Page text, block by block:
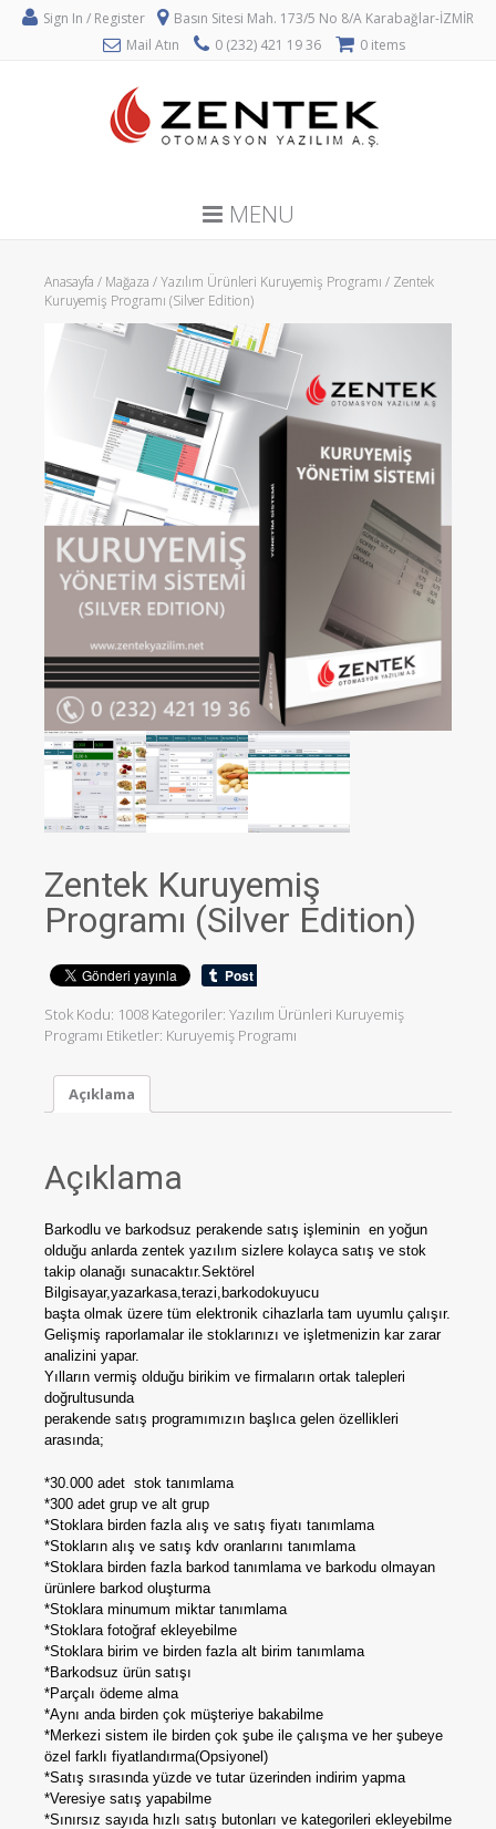
Sign In / Register
Basın Sitesi Mah. 173/5 No 8/A Karabağlar-İZMİR
Mail Atın
0 (232) 421 19 36 0 items
MENU
Anasayfa / Mağaza /Yazılım Ürünleri Kuruyemiş Programı / Zentek
Kuruyemiş Programı (Silver Edition)
Zentek Kuruyemiş
Programı (Silver Edition)
Stok Kodu: 1008 Kategoriler: Yazılım Ürünleri Kuruyemiş
Programı Etiketler: Kuruyemiş Programı
Açıklama
Açıklama
Barkodlu ve barkodsuz perakende satış işleminin en yoğun
olduğu anlarda zentek yazılım sizlere kolayca satış ve stok
takip olanağı sunacaktır.Sektörel
Bilgisayar,yazarkasa,terazi,barkodokuyucu
başta olmak üzere tüm elektronik cihazlarla tam uyumlu çalışır.
Gelişmiş raporlamalar ile stoklarınızı ve işletmenizin kar zarar
analizini yapar.
Yılların vermiş olduğu birikim ve firmaların ortak talepleri
doğrultusunda
perakende satış programımızın başlıca gelen özellikleri
arasında;
*30.000 adet stok tanımlama
*300 adet grup ve alt grup
*Stoklara birden fazla alış ve satış fiyatı tanımlama
*Stokların alış ve satış kdv oranlarını tanımlama
*Stoklara birden fazla barkod tanımlama ve barkodu olmayan
ürünlere barkod oluşturma
*Stoklara minumum miktar tanımlama
*Stoklara fotoğraf ekleyebilme
*Stoklara birim ve birden fazla alt birim tanımlama
*Barkodsuz ürün satışı
*Parçalı ödeme alma
*Aynı anda birden çok müşteriye bakabilme
*Merkezi sistem ile birden çok şube ile çalışma ve her şubeye
özel farklı fiyatlandırma(Opsiyonel)
*Satış sırasında yüzde ve tutar üzerinden indirim yapma
*Veresiye satış yapabilme
*Sınırsız sayıda hızlı satış butonları ve kategorileri ekleyebilme